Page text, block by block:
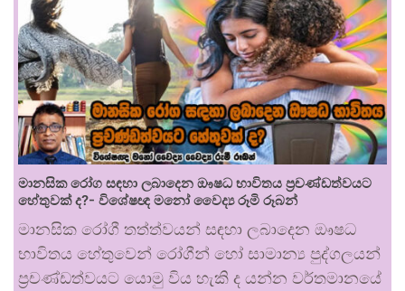
මානසික රෝග සඳහා ලබාදෙන ඖෂධ භාවිතය ප්‍රචණ්ඩත්වයට
හේතුවක් ද?- විශේෂඥ මනෝ වෛද්‍ය රූමි රූබන්
මානසික රෝගී තත්ත්වයන් සඳහා ලබාදෙන ඖෂධ
භාවිතය හේතුවෙන් රෝගීන් හෝ සාමාන්‍ය පුද්ගලයන්
ප්‍රචණ්ඩත්වයට යොමු විය හැකි ද යන්න වර්තමානයේ